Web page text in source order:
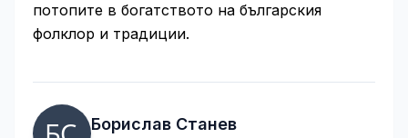
потопите в богатството на българския
фолклор и традиции.
Борислав Станев